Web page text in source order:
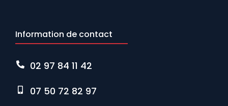
Information de contact
02 97 84 11 42
07 50 72 82 97